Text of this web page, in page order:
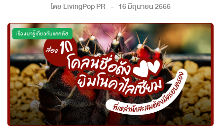
โดย LivingPop PR 16 มิถุนายน 2565
เรื่องน่ารู้เกี่ยวกับแคคตัส